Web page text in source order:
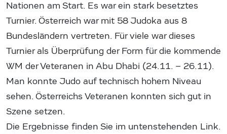
Nationen am Start. Es war ein stark besetztes
Turnier. Österreich war mit 58 Judoka aus 8
Bundesländern vertreten. Für viele war dieses
Turnier als Überprüfung der Form für die kommende
WM der Veteranen in Abu Dhabi (24.11. – 26.11).
Man konnte Judo auf technisch hohem Niveau
sehen. Österreichs Veteranen konnten sich gut in
Szene setzen.
Die Ergebnisse finden Sie im untenstehenden Link.